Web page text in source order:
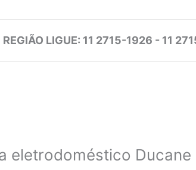
REGIÃO LIGUE: 11 2715-1926 - 11
eletrodoméstico Ducane